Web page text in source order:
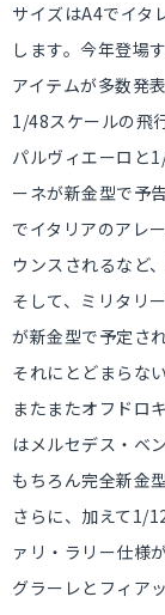
サイズはA4でイタ
します。今年登場
アイテムが多数発
1/48スケールの飛
パルヴィエーロと
ーネが新金型で予
でイタリアのアレ
ウンスされるなど
そして、ミリタリ
が新金型で予定さ
それにとどまらな
またまたオフドロ
はメルセデス・ベ
もちろん完全新金
さらに、加えて1/
ァリ・ラリー仕様
グラーレとフィア